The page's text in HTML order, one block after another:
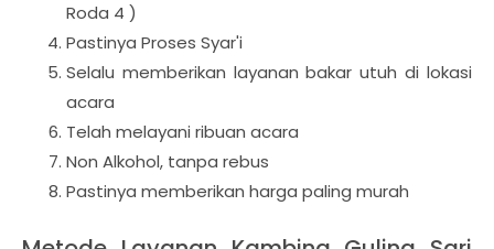
Roda 4 )
Pastinya Proses Syar'i
Selalu memberikan layanan bakar utuh di lokasi
acara
Telah melayani ribuan acara
Non Alkohol, tanpa rebus
Pastinya memberikan harga paling murah